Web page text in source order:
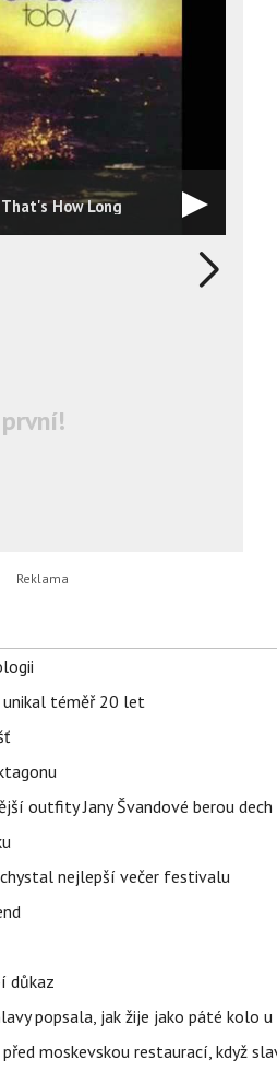
How Long
unikal téměř 20 let
outfity Jany Švandové berou dech
nejlepší večer festivalu
důkaz
popsala, jak žije jako páté kolo
moskevskou restaurací, když